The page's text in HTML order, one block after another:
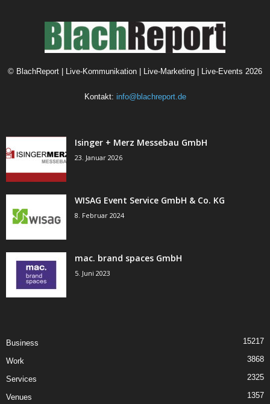
© BlachReport | Live-Kommunikation | Live-Marketing | Live-Events 2026
Kontakt: info@blachreport.de
Isinger + Merz Messebau GmbH
23. Januar 2026
WISAG Event Service GmbH & Co. KG
8. Februar 2024
mac. brand spaces GmbH
5. Juni 2023
Business 15217
Work 3868
Services 2325
Venues 1357